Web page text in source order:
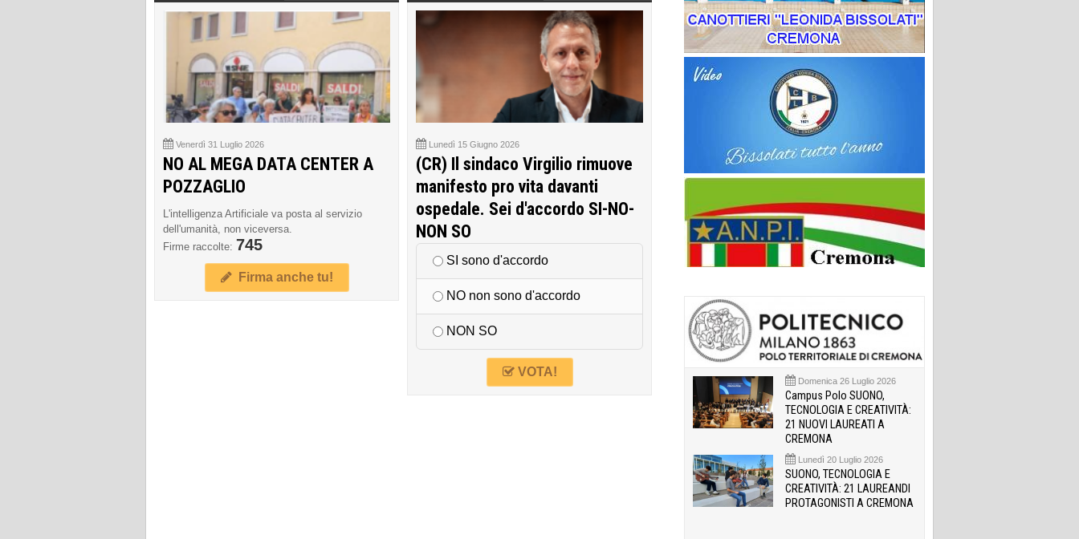
Venerdì 31 Luglio 2026
NO AL MEGA DATA CENTER A
POZZAGLIO
L'intelligenza Artificiale va posta al servizio
dell'umanità, non viceversa.
Firme raccolte: 745
Firma anche tu!
Lunedì 15 Giugno 2026
(CR) Il sindaco Virgilio rimuove
manifesto pro vita davanti
ospedale. Sei d'accordo SI-NO-
NON SO
SI sono d'accordo
NO non sono d'accordo
NON SO
VOTA!
Domenica 26 Luglio 2026
Campus Polo SUONO,
TECNOLOGIA E CREATIVITÀ:
21 NUOVI LAUREATI A
CREMONA
Lunedì 20 Luglio 2026
SUONO, TECNOLOGIA E
CREATIVITÀ: 21 LAUREANDI
PROTAGONISTI A CREMONA